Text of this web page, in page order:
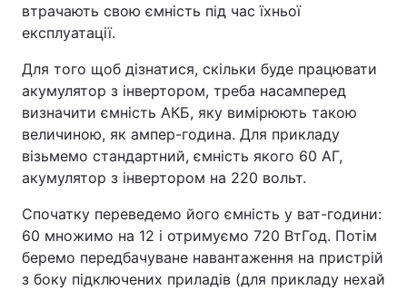
втрачають свою ємність під час їхньої
експлуатації.
Для того щоб дізнатися, скільки буде працювати
акумулятор з інвертором, треба насамперед
визначити ємність АКБ, яку вимірюють такою
величиною, як ампер-година. Для прикладу
візьмемо стандартний, ємність якого 60 АГ,
акумулятор з інвертором на 220 вольт.
Спочатку переведемо його ємність у ват-години:
60 множимо на 12 і отримуємо 720 ВтГод. Потім
беремо передбачуване навантаження на пристрій
з боку підключених приладів (для прикладу нехай